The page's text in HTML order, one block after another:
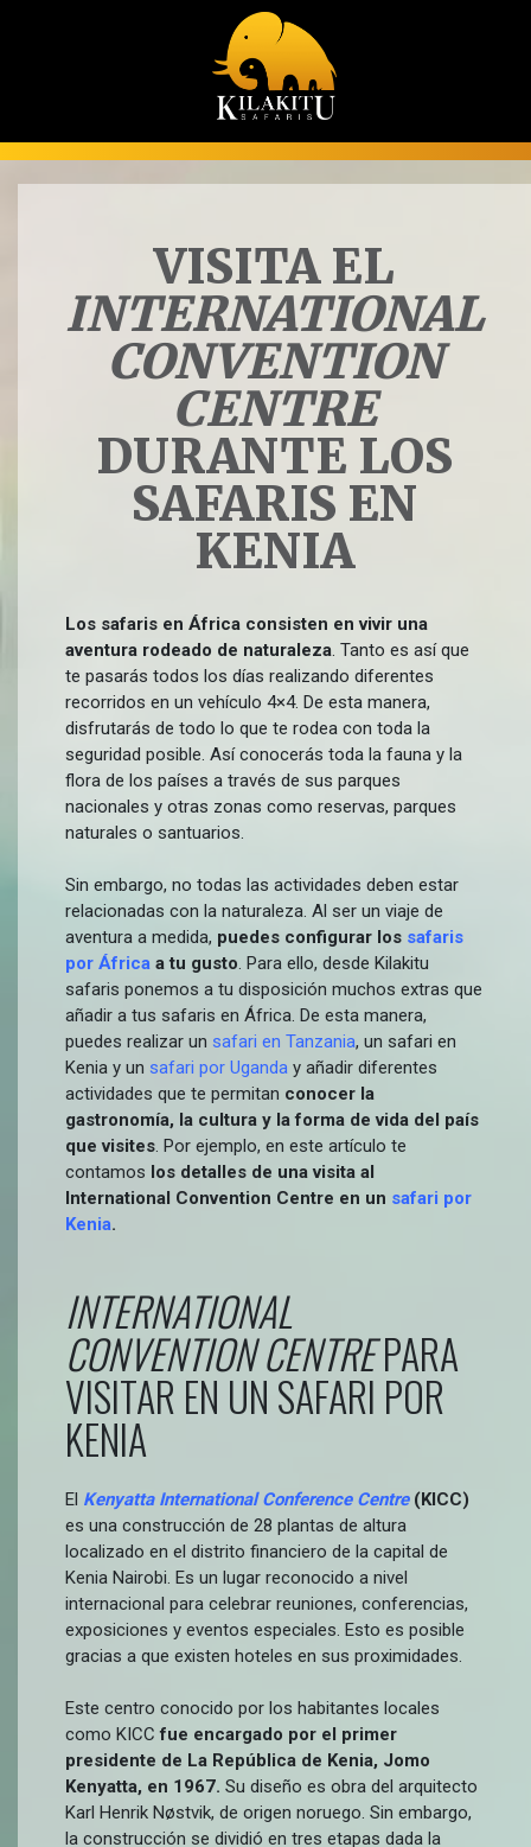
VISITA EL
INTERNATIONAL
CONVENTION
CENTRE
DURANTE LOS
SAFARIS EN
KENIA
Los safaris en África consisten en vivir una
aventura rodeado de naturaleza. Tanto es así que
te pasarás todos los días realizando diferentes
recorridos en un vehículo 4×4. De esta manera,
disfrutarás de todo lo que te rodea con toda la
seguridad posible. Así conocerás toda la fauna y la
flora de los países a través de sus parques
nacionales y otras zonas como reservas, parques
naturales o santuarios.
Sin embargo, no todas las actividades deben estar
relacionadas con la naturaleza. Al ser un viaje de
aventura a medida, puedes configurar los safaris
por África a tu gusto. Para ello, desde Kilakitu
safaris ponemos a tu disposición muchos extras que
añadir a tus safaris en África. De esta manera,
puedes realizar un safari en Tanzania, un safari en
Kenia y un safari por Uganda y añadir diferentes
actividades que te permitan conocer la
gastronomía, la cultura y la forma de vida del país
que visites. Por ejemplo, en este artículo te
contamos los detalles de una visita al
International Convention Centre en un safari por
Kenia.
INTERNATIONAL
CONVENTION CENTREPARA
VISITAR EN UN SAFARI POR
KENIA
El Kenyatta International Conference Centre(KICC)
es una construcción de 28 plantas de altura
localizado en el distrito financiero de la capital de
Kenia Nairobi. Es un lugar reconocido a nivel
internacional para celebrar reuniones, conferencias,
exposiciones y eventos especiales. Esto es posible
gracias a que existen hoteles en sus proximidades.
Este centro conocido por los habitantes locales
como KICCfue encargado por el primer
presidente de La República de Kenia, Jomo
Kenyatta, en 1967. Su diseño es obra del arquitecto
Karl Henrik Nøstvik, de origen noruego. Sin embargo,
la construcción se dividió en tres etapas dada la